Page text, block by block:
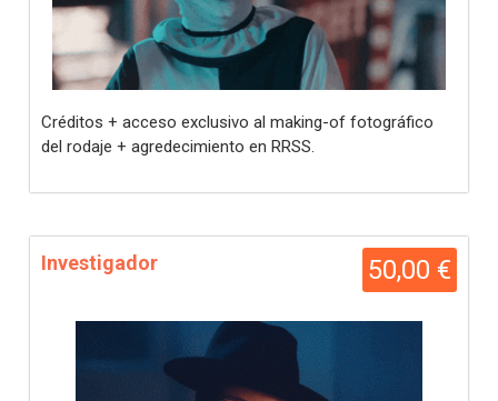
Créditos + acceso exclusivo al making-of fotográfico
del rodaje + agredecimiento en RRSS.
50,00 €
Investigador